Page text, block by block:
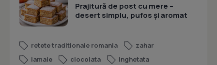
Prajitură de post cu mere –
desert simplu, pufos și aromat
retete traditionale romania
zahar
lamaie
ciocolata
inghetata